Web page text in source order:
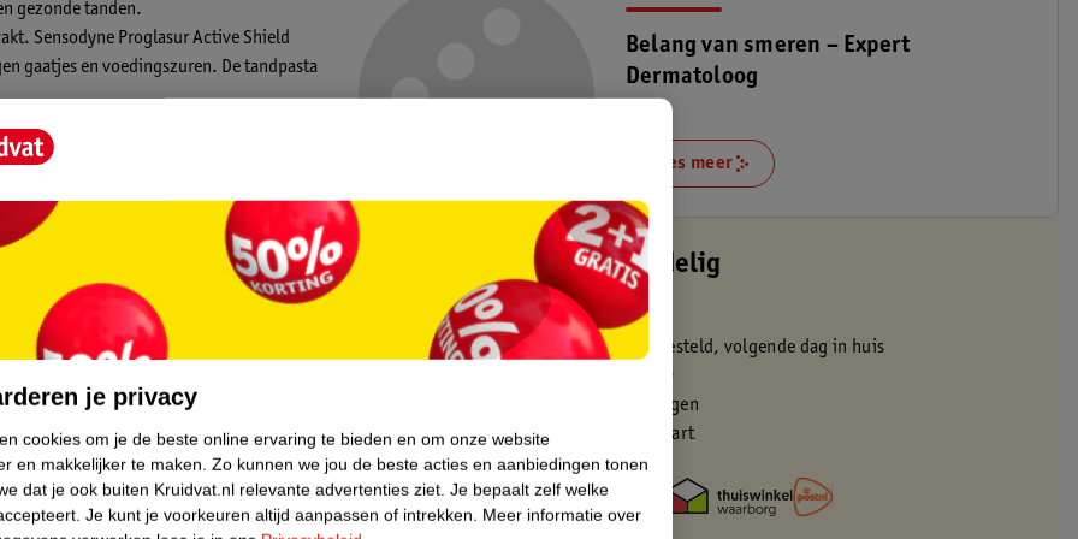
gezonde tanden.
Sensodyne Proglasur Active Shield
gaatjes en voedingszuren. De tandpasta
natuurlijke afweer van je mond)
Belang van smeren – Expert
Dermatoloog
Lees meer
Kruidvat is altijd voordelig
Gratis ophalen in de winkel
Op werkdagen voor 22:00 uur besteld, volgende dag in huis
Gratis thuisbezorgd vanaf 50.00
Gratis retourneren binnen 30 dagen
Gratis punten met je Kruidvat kaart
je privacy
cookies om je de beste online ervaring te bieden en om onze website
en makkelijker te maken. Zo kunnen we jou de beste acties en aanbiedingen tonen
dat je ook buiten Kruidvat.nl relevante advertenties ziet. Je bepaalt zelf welke
Je kunt je voorkeuren altijd aanpassen of intrekken. Meer informatie over